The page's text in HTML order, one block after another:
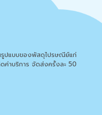
รูปแบบของพัสดุไปรษณีย์แก่
ค่าบริการ จัดส่งครั้งละ 50